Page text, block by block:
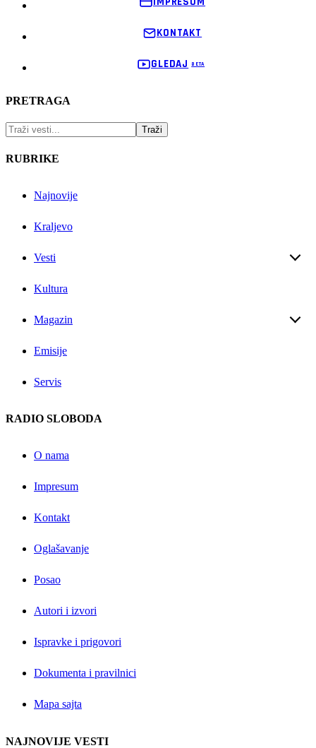
KONTAKT
GLEDAJ
PRETRAGA
RUBRIKE
Najnovije
Kraljevo
Vesti
Kultura
Magazin
Emisije
Servis
RADIO SLOBODA
O nama
Impresum
Kontakt
Oglašavanje
Posao
Autori i izvori
Ispravke i prigovori
Dokumenta i pravilnici
Mapa sajta
NAJNOVIJE VESTI